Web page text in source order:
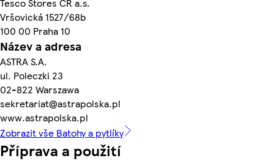
Vršovická 1527/68b
100 00 Praha 10
Název a adresa
ASTRA S.A.
ul. Poleczki 23
02-822 Warszawa
sekretariat@astrapolska.pl
www.astrapolska.pl
Zobrazit vše Batohy a pytlíky
Příprava a použití